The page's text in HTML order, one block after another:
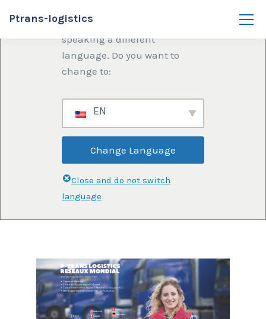
We've detected you might be
speaking a different
language. Do you want to
change to:
EN
Change Language
Close and do not switch
language
Ptrans-logistics